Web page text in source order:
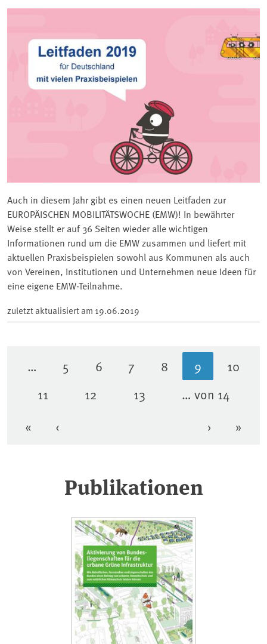
Auch in diesem Jahr gibt es einen neuen Leitfaden zur
EUROPÄISCHEN MOBILITÄTSWOCHE (EMW)! In bewährter
Weise stellt er auf 36 Seiten wieder alle wichtigen
Informationen rund um die EMW zusammen und liefert mit
aktuellen Praxisbeispielen sowohl aus Kommunen als auch
von Vereinen, Institutionen und Unternehmen neue Ideen für
eine eigene EMW-Teilnahme.
zuletzt aktualisiert am 19.06.2019
Erste Seite
« Vorherige Seite
‹
… Seite
5 Seite
6 Seite
7 Seite
8 Aktuelle
9 Seite
10
Seite
11 Seite
12 Seite
13 … von 14
Nächste
› »
Publikationen